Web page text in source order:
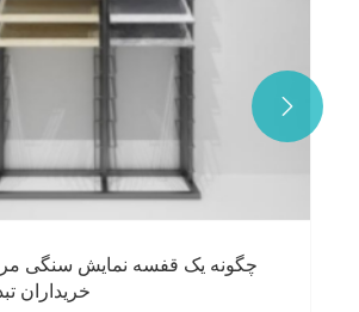
چگونه یک قفسه نمایش سنگی
خریداران
